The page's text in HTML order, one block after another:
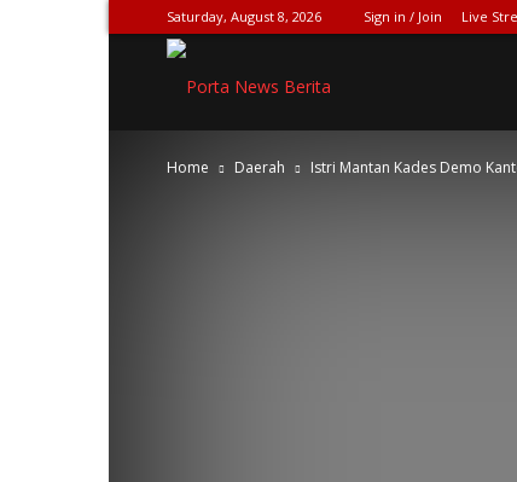
Saturday, August 8, 2026 Sign in / Join Live
NEWS[DOT]COM
Home Daerah Istri Mantan Kades Demo